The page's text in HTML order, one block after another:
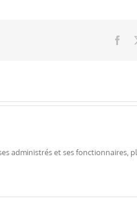
administrés et ses fonctionnaires,